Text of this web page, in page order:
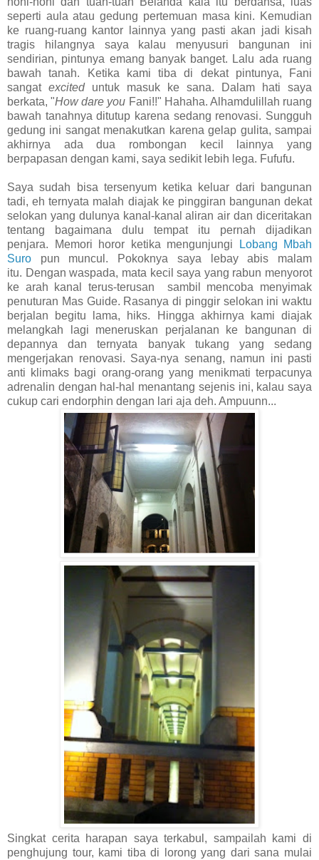
seperti aula atau gedung pertemuan masa kini. Kemudian
ke ruang-ruang kantor lainnya yang pasti akan jadi kisah
tragis hilangnya saya kalau menyusuri bangunan ini
sendirian, pintunya emang banyak banget. Lalu ada ruang
bawah tanah. Ketika kami tiba di dekat pintunya, Fani
sangat exciteduntuk masuk ke sana. Dalam hati saya
berkata, "How dare you Fani!!" Hahaha. Alhamdulillah ruang
bawah tanahnya ditutup karena sedang renovasi. Sungguh
gedung ini sangat menakutkan karena gelap gulita, sampai
akhirnya ada dua rombongan kecil lainnya yang
berpapasan dengan kami, saya sedikit lebih lega. Fufufu.
Saya sudah bisa tersenyum ketika keluar dari bangunan
tadi, eh ternyata malah diajak ke pinggiran bangunan dekat
selokan yang dulunya kanal-kanal aliran air dan diceritakan
tentang bagaimana dulu tempat itu pernah dijadikan
penjara. Memori horor ketika mengunjungi
Lobang Mbah
Suro pun muncul. Pokoknya saya lebay abis malam
itu. Dengan waspada, mata kecil saya yang rabun menyorot
ke arah kanal terus-terusan sambil mencoba menyimak
penuturan Mas Guide. Rasanya di pinggir selokan ini waktu
berjalan begitu lama, hiks. Hingga akhirnya kami diajak
melangkah lagi meneruskan perjalanan ke bangunan di
depannya dan ternyata banyak tukang yang sedang
mengerjakan renovasi. Saya-nya senang, namun ini pasti
anti klimaks bagi orang-orang yang menikmati terpacunya
adrenalin dengan hal-hal menantang sejenis ini, kalau saya
cukup cari endorphin dengan lari aja deh. Ampuunn...
Singkat cerita harapan saya terkabul, sampailah kami di
penghujung tour, kami tiba di lorong yang dari sana mulai